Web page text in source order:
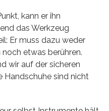
kann er ihn
das Werkzeug
Er muss dazu weder
etwas berühren.
wir auf der sicheren
Handschuhe sind nicht